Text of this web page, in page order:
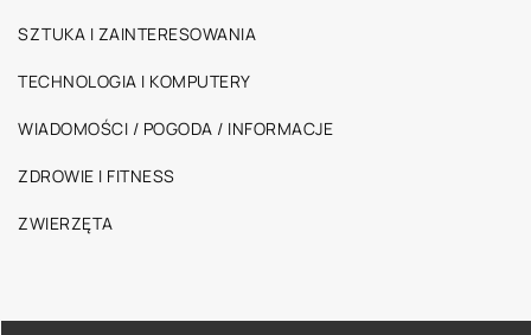
SZTUKA I ZAINTERESOWANIA
TECHNOLOGIA I KOMPUTERY
WIADOMOŚCI / POGODA / INFORMACJE
ZDROWIE I FITNESS
ZWIERZĘTA